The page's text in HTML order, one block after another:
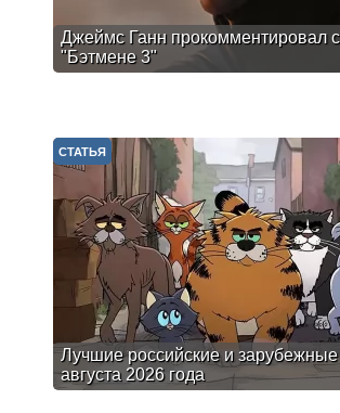
Джеймс Ганн прокомментировал
"Бэтмене 3"
Лучшие российские и
августа 2026 года
СТАТЬЯ